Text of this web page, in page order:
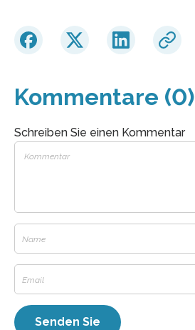
Kommentare (0)
Schreiben Sie einen Kommentar